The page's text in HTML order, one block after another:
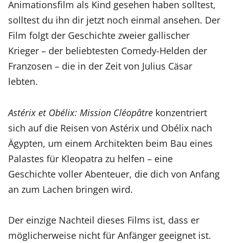
Animationsfilm als Kind gesehen haben solltest,
solltest du ihn dir jetzt noch einmal ansehen. Der
Film folgt der Geschichte zweier gallischer
Krieger – der beliebtesten Comedy-Helden der
Franzosen – die in der Zeit von Julius Cäsar
lebten.
Astérix et Obélix: Mission Cléopâtre konzentriert
sich auf die Reisen von Astérix und Obélix nach
Ägypten, um einem Architekten beim Bau eines
Palastes für Kleopatra zu helfen – eine
Geschichte voller Abenteuer, die dich von Anfang
an zum Lachen bringen wird.
Der einzige Nachteil dieses Films ist, dass er
möglicherweise nicht für Anfänger geeignet ist.